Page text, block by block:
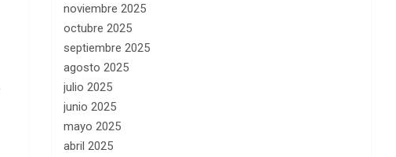
noviembre 2025
octubre 2025
septiembre 2025
agosto 2025
julio 2025
junio 2025
mayo 2025
abril 2025